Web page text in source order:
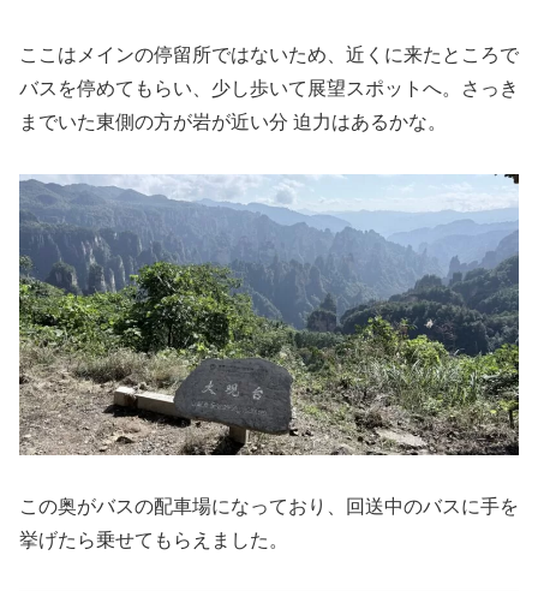
ここはメインの停留所ではないため、近くに来たところで
バスを停めてもらい、少し歩いて展望スポットへ。さっき
までいた東側の方が岩が近い分 迫力はあるかな。
この奥がバスの配車場になっており、回送中のバスに手を
挙げたら乗せてもらえました。